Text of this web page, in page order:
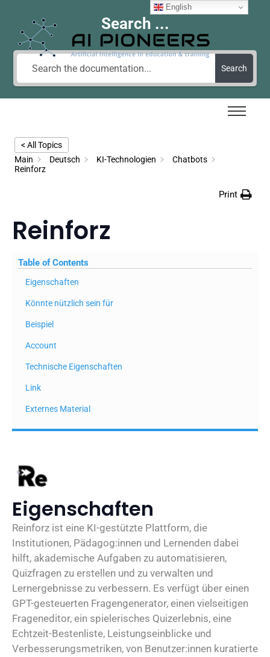
Search ...
Search
< All Topics
Main
Deutsch KI-Technologien
Chatbots
Reinforz
Print
Reinforz
Table of Contents
Eigenschaften
Könnte nützlich sein für
Beispiel
Account
Technische Eigenschaften
Link
Externes Material
Eigenschaften
Reinforz ist eine KI-gestützte Plattform, die
Institutionen, Pädagog:innen und Lernenden dabei
hilft, akademische Aufgaben zu automatisieren,
Quizfragen zu erstellen und zu verwalten und
Lernergebnisse zu verbessern. Es verfügt über einen
GPT-gesteuerten Fragengenerator, einen vielseitigen
Frageneditor, ein spielerisches Quizerlebnis, eine
Echtzeit-Bestenliste, Leistungseinblicke und
Verbesserungsmetriken, von Benutzer:innen kuratierte
English